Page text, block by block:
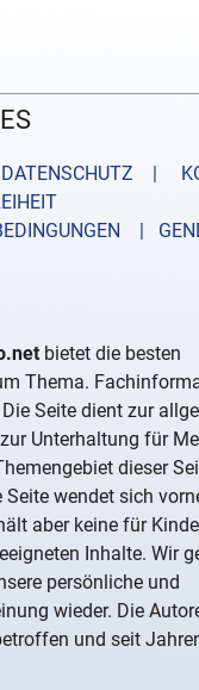
|
|
bietet die besten
Thema.
Seite dient zur
Unterhaltung für
dieser
Seite wendet sich
aber keine für
Inhalte. Wir
persönliche und
wieder. Die
und seit